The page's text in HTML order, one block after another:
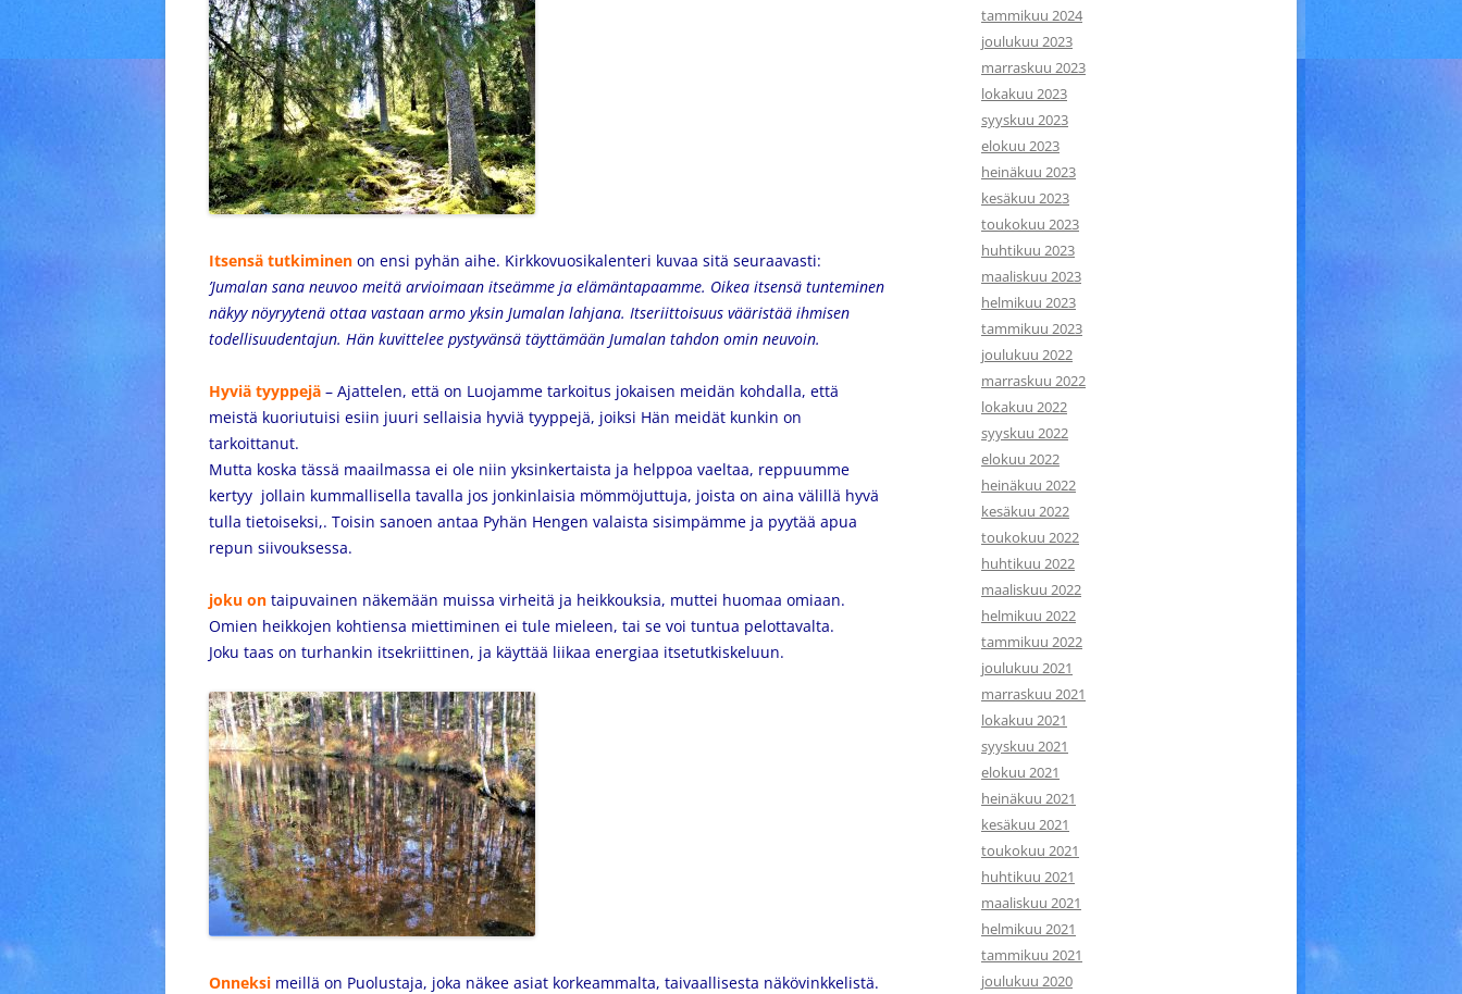
Itsensä tutkiminen on ensi pyhän aihe. Kirkkovuosikalenteri kuvaa sitä seuraavasti:
’Jumalan sana neuvoo meitä arvioimaan itseämme ja elämäntapaamme. Oikea itsensä tunteminen
näkyy nöyryytenä ottaa vastaan armo yksin Jumalan lahjana. Itseriittoisuus vääristää ihmisen
todellisuudentajun. Hän kuvittelee pystyvänsä täyttämään Jumalan tahdon omin neuvoin.
Hyviä tyyppejä – Ajattelen, että on Luojamme tarkoitus jokaisen meidän kohdalla, että
meistä kuoriutuisi esiin juuri sellaisia hyviä tyyppejä, joiksi Hän meidät kunkin on
tarkoittanut.
Mutta koska tässä maailmassa ei ole niin yksinkertaista ja helppoa vaeltaa, reppuumme
kertyy jollain kummallisella tavalla jos jonkinlaisia mömmöjuttuja, joista on aina välillä hyvä
tulla tietoiseksi,. Toisin sanoen antaa Pyhän Hengen valaista sisimpämme ja pyytää apua
repun siivouksessa.
joku on taipuvainen näkemään muissa virheitä ja heikkouksia, muttei huomaa omiaan.
Omien heikkojen kohtiensa miettiminen ei tule mieleen, tai se voi tuntua pelottavalta.
Joku taas on turhankin itsekriittinen, ja käyttää liikaa energiaa itsetutkiskeluun.
Onneksi meillä on Puolustaja, joka näkee asiat korkeammalta, taivaallisesta näkövinkkelistä.
tammikuu 2024
joulukuu 2023
marraskuu 2023
lokakuu 2023
syyskuu 2023
elokuu 2023
heinäkuu 2023
kesäkuu 2023
toukokuu 2023
huhtikuu 2023
maaliskuu 2023
helmikuu 2023
tammikuu 2023
joulukuu 2022
marraskuu 2022
lokakuu 2022
syyskuu 2022
elokuu 2022
heinäkuu 2022
kesäkuu 2022
toukokuu 2022
huhtikuu 2022
maaliskuu 2022
helmikuu 2022
tammikuu 2022
joulukuu 2021
marraskuu 2021
lokakuu 2021
syyskuu 2021
elokuu 2021
heinäkuu 2021
kesäkuu 2021
toukokuu 2021
huhtikuu 2021
maaliskuu 2021
helmikuu 2021
tammikuu 2021
joulukuu 2020